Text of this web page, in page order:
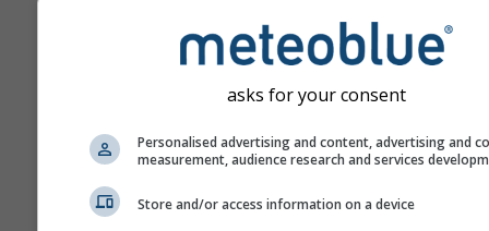
AGRO
asks for your consent
Personalised advertising and content, advertising and
measurement, audience research and services
Store and/or access information on a device